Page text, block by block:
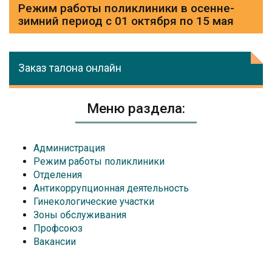
Режим работы поликлиники в осенне-
зимний период с 01 октября по 15 мая
Заказ талона онлайн
Меню раздела:
Администрация
Режим работы поликлиники
Отделения
Антикоррупционная деятельность
Гинекологические участки
Зоны обслуживания
Профсоюз
Вакансии